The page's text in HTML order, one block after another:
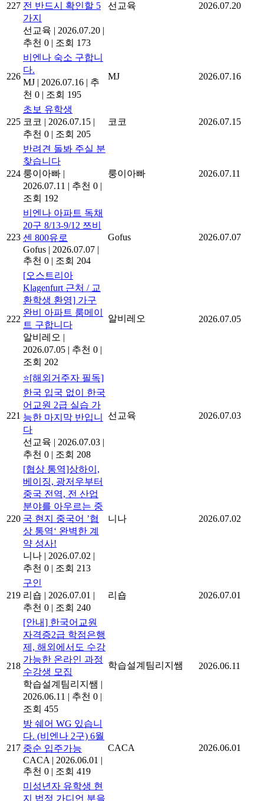
227 전 반드시 확인할 5
가지
선교육 | 2026.07.20 |
추천 0 | 조회 173
선교육 2026.07.20
226
비엔나 숙소 구합니
다.
MJ | 2026.07.16 | 추
천 0 | 조회 195
MJ 2026.07.16
225
초보 유학생
코코 | 2026.07.15 |
추천 0 | 조회 205
코코 2026.07.15
224
반려견 돌봐 주실 분
찾습니다
룽이아빠 |
2026.07.11 | 추천 0 |
조회 192
룽이아빠 2026.07.11
223
비엔나 아파트 독채
20구 8/13-9/12 쯔비
센 800유로
Gofus | 2026.07.07 |
추천 0 | 조회 204
Gofus 2026.07.07
222
[오스트리아
Klagenfurt 근처 / 교
환학생 환영] 가구
완비 아파트 룸메이
트 구합니다
알비레오 |
2026.07.05 | 추천 0 |
조회 202
알비레오 2026.07.05
221
⭐[해외거주자 필독]
한국 입국 없이 한국
어교원 2급 실습 가
능한 마지막 반입니
다
선교육 | 2026.07.03 |
추천 0 | 조회 208
선교육 2026.07.03
220
[협상 통역]상하이,
베이징, 광저우부터
중국 전역, 전 산업
분야를 아우르는 중
국 현지 중국어 ’협
상 통역‘ 완벽한 계
약 성사!
니나 | 2026.07.02 |
추천 0 | 조회 213
니나 2026.07.02
219
구인
리숍 | 2026.07.01 |
추천 0 | 조회 240
리숍 2026.07.01
218
[안내] 한국어교원
자격증2급 학점은행
제, 해외에서도 수강
가능한 온라인 과정
수강생 모집
학습설계팀리지쌤 |
2026.06.11 | 추천 0 |
조회 455
학습설계팀리지쌤 2026.06.11
217
방 쉐어 WG 있습니
다. (비엔나 2구) 6월
중순 입주가능
CACA | 2026.06.01 |
추천 0 | 조회 419
CACA 2026.06.01
미성년자 유학생 현
지 법정 가디언 분을